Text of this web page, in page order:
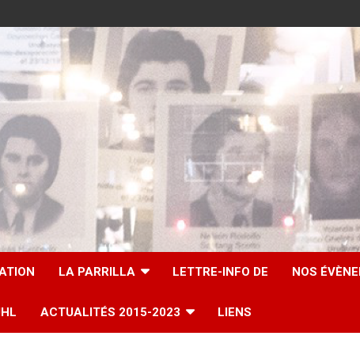
LA PARRILLA LETTRE-INFO DE NOS
ACTUALITÉS 2015-2023 LIENS